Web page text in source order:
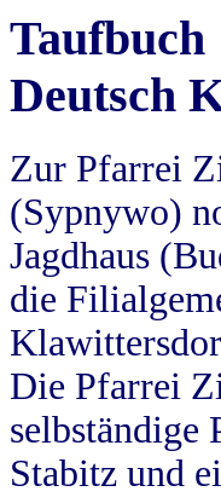
Taufbuch
Deutsch
Zur Pfarrei
(Sypnywo)
Jagdhaus
die
Die Pfarrei
Stabitz und